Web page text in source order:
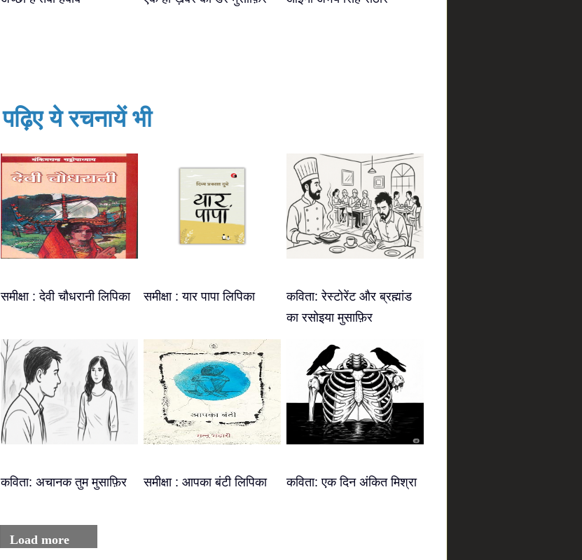
पढ़िए ये रचनायें भी
समीक्षा : देवी चौधरानी लिपिका समीक्षा : यार पापा लिपिका
कविता: रेस्टोरेंट और ब्रह्मांड
का रसोइया मुसाफ़िर
कविता: अचानक तुम मुसाफ़िर समीक्षा : आपका बंटी लिपिका कविता: एक दिन अंकित मिश्रा
Load more